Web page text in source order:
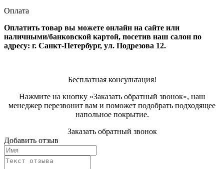
Оплата
Оплатить товар вы можете онлайн на сайте или
наличными/банковской картой, посетив наш салон по
адресу: г. Санкт-Петербург, ул. Подрезова 12.
Бесплатная консультация!
Нажмите на кнопку «Заказать обратный звонок», наш
менеджер перезвонит вам и поможет подобрать подходящее
напольное покрытие.
Заказать обратный звонок
Добавить отзыв